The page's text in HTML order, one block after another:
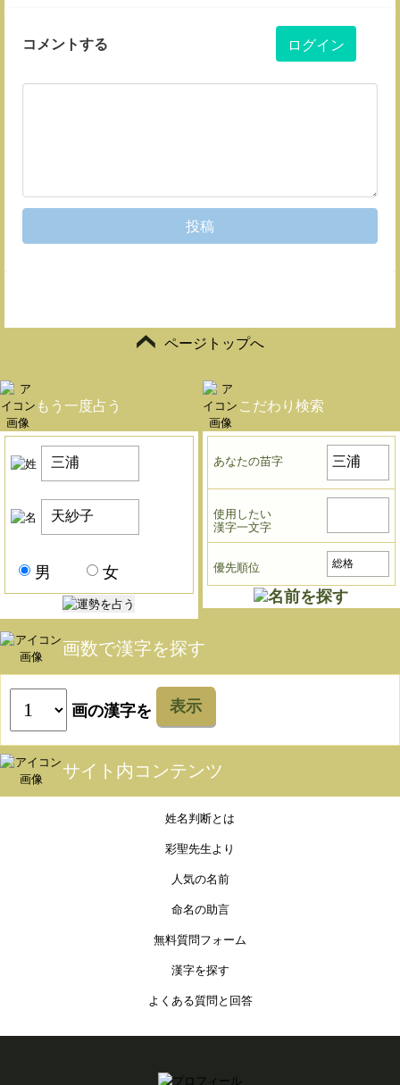
コメントする ログイン
投稿
ページトップへ
もう一度占う
男 女
こだわり検索
あなたの苗字
使用したい
漢字一文字
優先順位
画数で漢字を探す
画の漢字を 表示
サイト内コンテンツ
姓名判断とは
彩聖先生より
人気の名前
命名の助言
無料質問フォーム
漢字を探す
よくある質問と回答